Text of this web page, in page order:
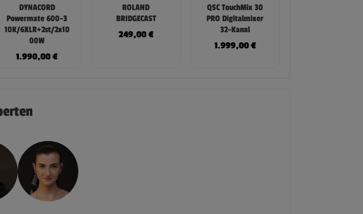
DYNACORD
Powermate 600-3
10K/6XLR+2st/2x10
00W
1.990,00€
ROLAND
BRIDGECAST
249,00€
QSC TouchMix 30
PRO Digitalmixer
32-Kanal
1.999,00€